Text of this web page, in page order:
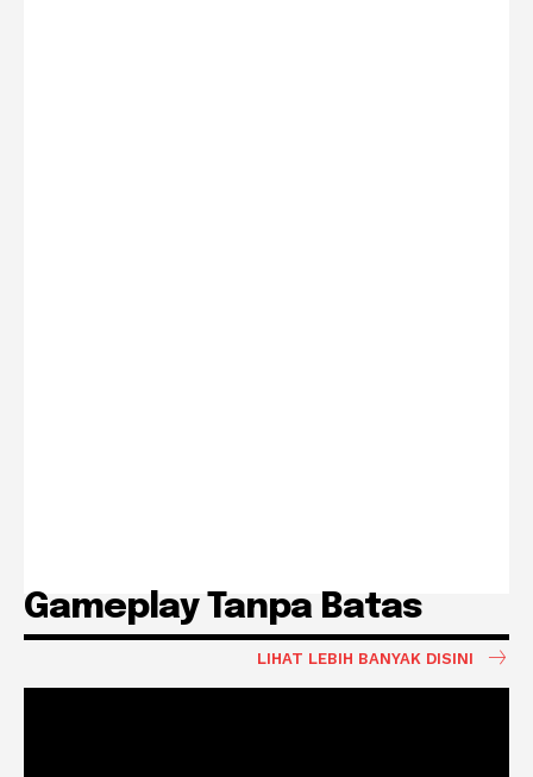
Gameplay Tanpa Batas
LIHAT LEBIH BANYAK DISINI